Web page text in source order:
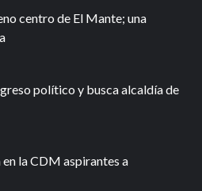
centro de El Mante; una
político y busca alcaldía de
la CDM aspirantes a